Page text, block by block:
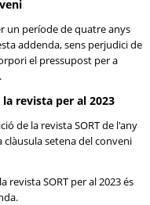
un període de quatre anys
addenda, sens perjudici de
el pressupost per a
revista per al 2023
de la revista SORT de l'any
setena del conveni
revista SORT per al 2023 és